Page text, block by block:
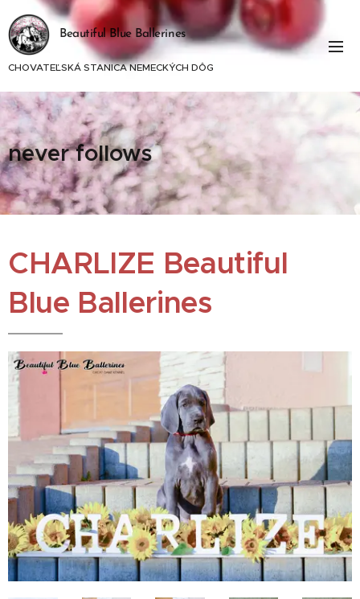
Beautiful Blue Ballerines
CHOVATEĽSKÁ STANICA NEMECKÝCH DÔG
never follows
CHARLIZE Beautiful
Blue Ballerines